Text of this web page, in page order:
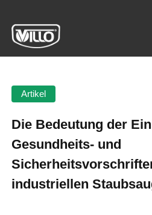
Artikel
Die Bedeutung der
Gesundheits- und
industriellen